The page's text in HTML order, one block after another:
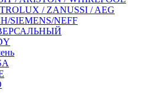
/ ZANUSSI / AEG
SIEMENS/NEFF